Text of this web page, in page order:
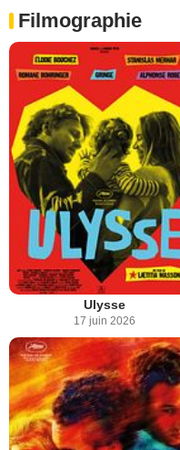
Filmographie
Ulysse
17 juin 2026